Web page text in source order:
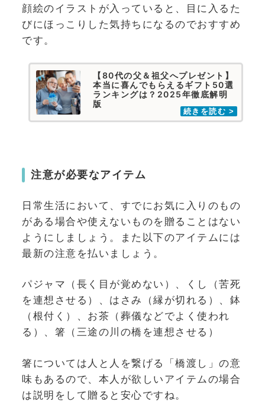
顔絵のイラストが入っていると、目に入るた
びにほっこりした気持ちになるのでおすすめ
です。
【80代の父＆祖父へプレゼント】
本当に喜んでもらえるギフト50選
ランキングは？2025年徹底解明
版
注意が必要なアイテム
日常生活において、すでにお気に入りのもの
がある場合や使えないものを贈ることはない
ようにしましょう。また以下のアイテムには
最新の注意を払いましょう。
パジャマ（長く目が覚めない）、くし（苦死
を連想させる）、はさみ（縁が切れる）、鉢
（根付く）、お茶（葬儀などでよく使われ
る）、箸（三途の川の橋を連想させる）
箸については人と人を繋げる「橋渡し」の意
味もあるので、本人が欲しいアイテムの場合
は説明をして贈ると安心ですね。